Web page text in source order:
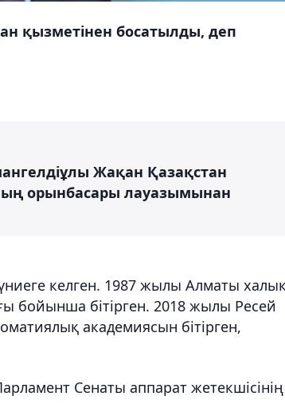
қызметінен босатылды, деп
Жақан Қазақстан
орынбасары лауазымынан
келген. 1987 жылы Алматы
бойынша бітірген. 2018 жылы Ресей
академиясын бітірген,
Сенаты аппарат жетекшісінің